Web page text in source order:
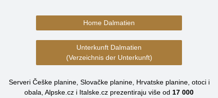
Home Dalmatien
Unterkunft Dalmatien
(Verzeichnis der Unterkunft)
Serveri Češke planine, Slovačke planine, Hrvatske planine, otoci i
obala, Alpske.cz i Italske.cz prezentiraju više od 17 000